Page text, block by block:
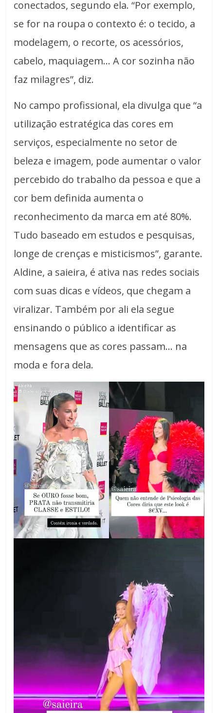
conectados, segundo ela. “Por exemplo,
se for na roupa o contexto é: o tecido, a
modelagem, o recorte, os acessórios,
cabelo, maquiagem… A cor sozinha não
faz milagres”, diz.
No campo profissional, ela divulga que “a
utilização estratégica das cores em
serviços, especialmente no setor de
beleza e imagem, pode aumentar o valor
percebido do trabalho da pessoa e que a
cor bem definida aumenta o
reconhecimento da marca em até 80%.
Tudo baseado em estudos e pesquisas,
longe de crenças e misticismos”, garante.
Aldine, a saieira, é ativa nas redes sociais
com suas dicas e vídeos, que chegam a
viralizar. Também por ali ela segue
ensinando o público a identificar as
mensagens que as cores passam… na
moda e fora dela.